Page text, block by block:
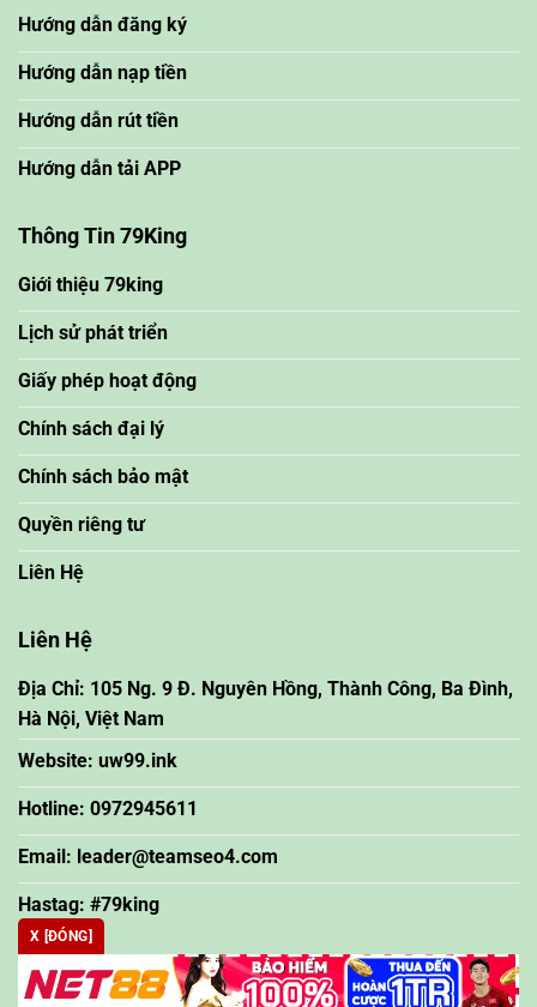
Hướng dẫn đăng ký
Hướng dẫn nạp tiền
Hướng dẫn rút tiền
Hướng dẫn tải APP
Thông Tin 79King
Giới thiệu 79king
Lịch sử phát triển
Giấy phép hoạt động
Chính sách đại lý
Chính sách bảo mật
Quyền riêng tư
Liên Hệ
Liên Hệ
Địa Chỉ: 105 Ng. 9 Đ. Nguyên Hồng, Thành Công, Ba Đình,
Hà Nội, Việt Nam
Website: uw99.ink
Hotline: 0972945611
Email: leader@teamseo4.com
Hastag: #79king
nhà cái uy tín
X [ĐÓNG]